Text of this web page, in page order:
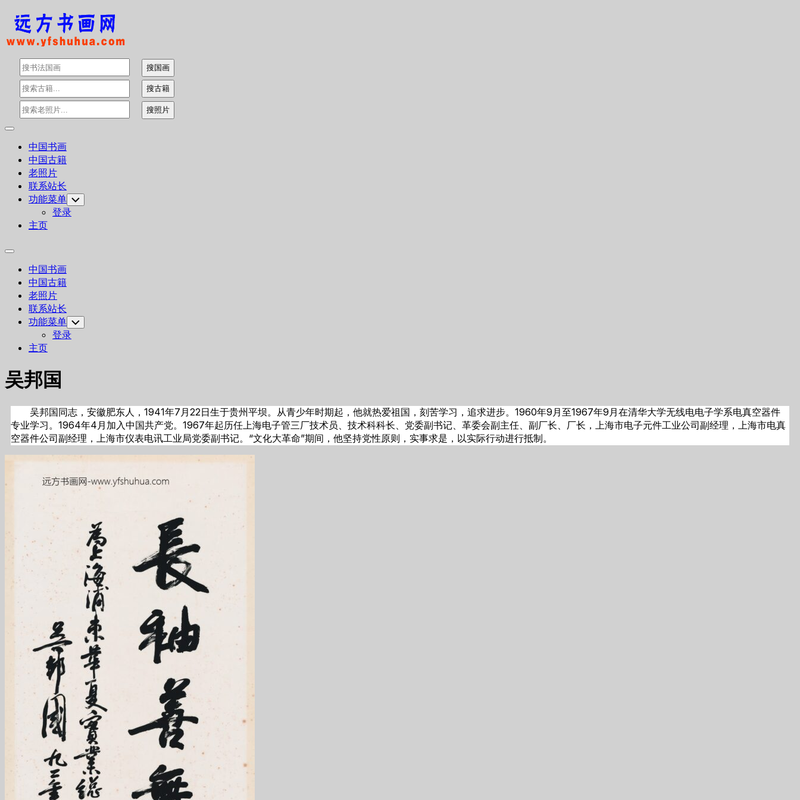
Skip
content
Expand
中国书画
中国古籍
老照片
联系站长
功能菜单 Toggle
Child
Menu
登录
主页
Expand
中国书画
中国古籍
老照片
联系站长
功能菜单 Toggle
Child
Menu
登录
主页
吴邦国
吴邦国同志，安徽肥东人，1941年7月22日生于贵州平坝。从青少年时期起，他就热爱祖国，刻苦学习，追求进步。1960年9月至1967年9月在清华大学无线电电子学系电真空器件
专业学习。1964年4月加入中国共产党。1967年起历任上海电子管三厂技术员、技术科科长、党委副书记、革委会副主任、副厂长、厂长，上海市电子元件工业公司副经理，上海市电真
空器件公司副经理，上海市仪表电讯工业局党委副书记。“文化大革命”期间，他坚持党性原则，实事求是，以实际行动进行抵制。